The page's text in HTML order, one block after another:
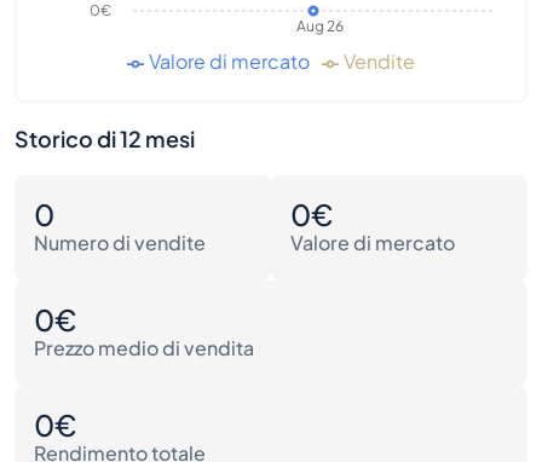
Aug 26
0€
Valore di mercato Vendite
Storico di 12 mesi
0
Numero di vendite
0€
Valore di mercato
0€
Prezzo medio di vendita
0€
Rendimento totale